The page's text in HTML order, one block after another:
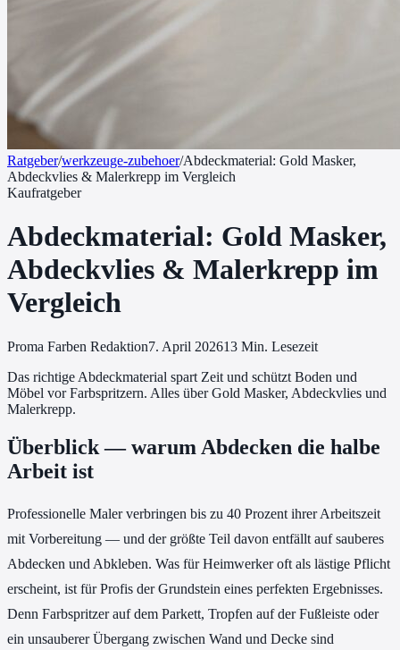
Ratgeber/werkzeuge-zubehoer/Abdeckmaterial: Gold Masker,
Abdeckvlies & Malerkrepp im Vergleich
Kaufratgeber
Abdeckmaterial: Gold Masker,
Abdeckvlies & Malerkrepp im
Vergleich
Proma Farben Redaktion7. April 202613 Min. Lesezeit
Das richtige Abdeckmaterial spart Zeit und schützt Boden und
Möbel vor Farbspritzern. Alles über Gold Masker, Abdeckvlies und
Malerkrepp.
Überblick — warum Abdecken die halbe
Arbeit ist
Professionelle Maler verbringen bis zu 40 Prozent ihrer Arbeitszeit
mit Vorbereitung — und der größte Teil davon entfällt auf sauberes
Abdecken und Abkleben. Was für Heimwerker oft als lästige Pflicht
erscheint, ist für Profis der Grundstein eines perfekten Ergebnisses.
Denn Farbspritzer auf dem Parkett, Tropfen auf der Fußleiste oder
ein unsauberer Übergang zwischen Wand und Decke sind